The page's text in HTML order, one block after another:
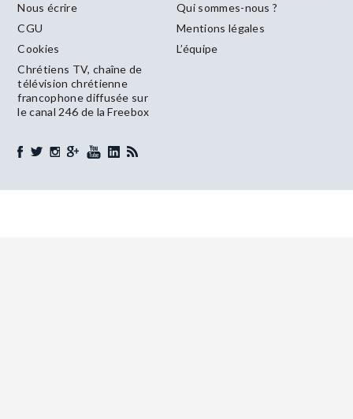
Nous écrire
Qui sommes-nous ?
CGU
Mentions légales
Cookies
L’équipe
Chrétiens TV, chaîne de
télévision chrétienne
francophone diffusée sur
le canal 246 de la Freebox